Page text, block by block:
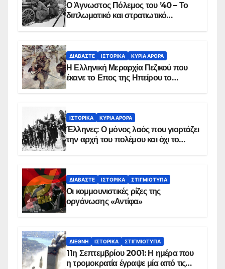
Ο Άγνωστος Πόλεμος του ’40 – Το
διπλωματικό και στρατιωτικό
ΔΙΑΒΆΣΤΕ ΙΣΤΟΡΙΚΆ ΚΥΡΙΑ ΑΡΘΡΑ
Η Ελληνική Μεραρχία Πεζικού που
έκανε το Επος της Ηπείρου το
ΙΣΤΟΡΙΚΆ ΚΥΡΙΑ ΑΡΘΡΑ
Έλληνες: Ο μόνος λαός που γιορτάζει
την αρχή του πολέμου και όχι το
ΔΙΑΒΆΣΤΕ ΙΣΤΟΡΙΚΆ ΣΤΙΓΜΙΌΤΥΠΑ
Οι κομμουνιστικές ρίζες της
οργάνωσης «Αντίφα»
ΔΙΕΘΝΉ ΙΣΤΟΡΙΚΆ ΣΤΙΓΜΙΌΤΥΠΑ
11η Σεπτεμβρίου 2001: Η ημέρα που
η τρομοκρατία έγραψε μία από τις